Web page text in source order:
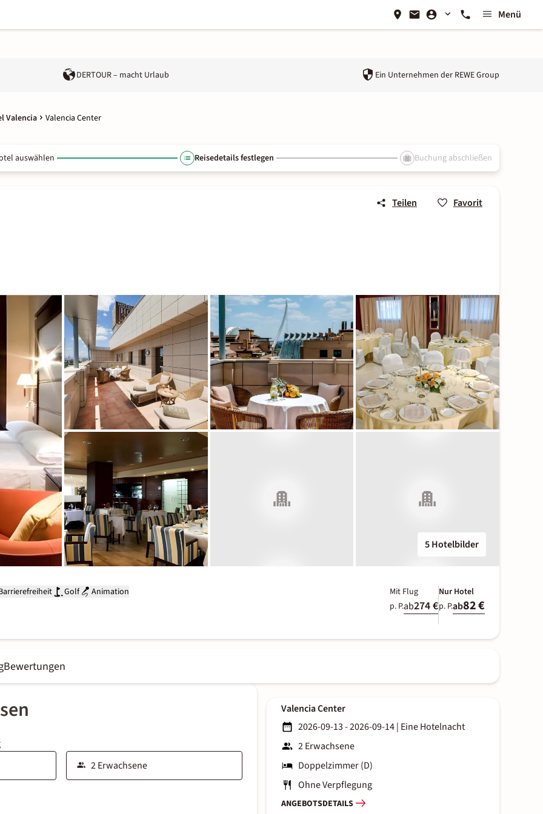
Menü
DERTOUR – macht Urlaub Ein Unternehmen der REWE Group
Valencia Valencia Center
auswählen Reisedetails festlegen Buchung abschließen
Teilen Favorit
5 Hotelbilder
Golf Animation
Mit Flug
p. P.ab274 €
Nur Hotel
p. P.ab82 €
Bewertungen
Valencia Center
2026-09-13 - 2026-09-14| Eine Hotelnacht
2 Erwachsene
Doppelzimmer (D)
Ohne Verpflegung
ANGEBOTSDETAILS